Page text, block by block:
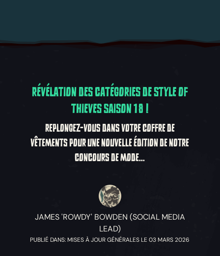
RÉVÉLATION DES CATÉGORIES DE STYLE OF
THIEVES SAISON 18 !
REPLONGEZ-VOUS DANS VOTRE COFFRE DE
VÊTEMENTS POUR UNE NOUVELLE ÉDITION DE NOTRE
CONCOURS DE MODE...
JAMES 'ROWDY' BOWDEN (SOCIAL MEDIA
LEAD)
PUBLIÉ DANS: MISES À JOUR GÉNÉRALES LE 03 MARS 2026